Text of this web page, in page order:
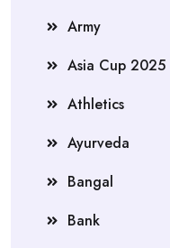
Army
Asia Cup 2025
Athletics
Ayurveda
Bangal
Bank